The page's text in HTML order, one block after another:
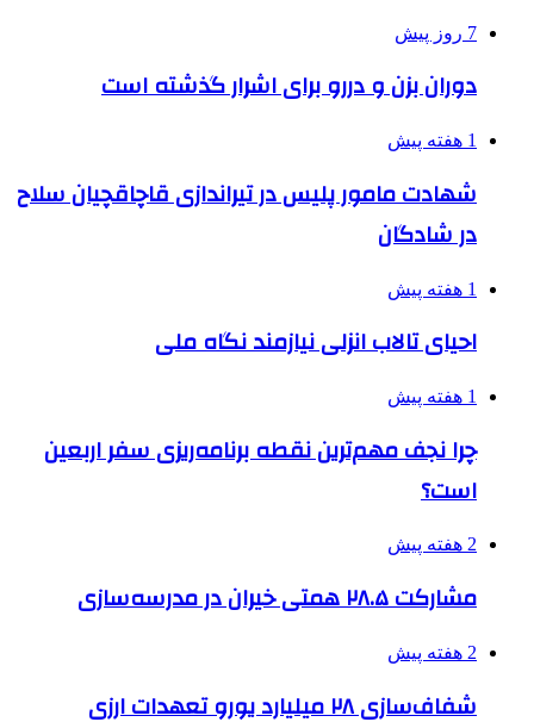
7 روز پیش
دوران بزن و دررو برای اشرار گذشته است
1 هفته پیش
شهادت مامور پلیس در تیراندازی قاچاقچیان سلاح
در شادگان
1 هفته پیش
احیای تالاب انزلی نیازمند نگاه ملی
1 هفته پیش
چرا نجف مهم‌ترین نقطه برنامه‌ریزی سفر اربعین
است؟
2 هفته پیش
مشارکت ۲۸.۵ همتی خیران در مدرسه‌سازی
2 هفته پیش
شفاف‌سازی ۲۸ میلیارد یورو تعهدات ارزی